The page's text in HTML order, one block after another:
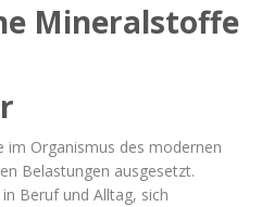
Mineralstoffe
im Organismus des modernen
Belastungen ausgesetzt.
Beruf und Alltag, sich